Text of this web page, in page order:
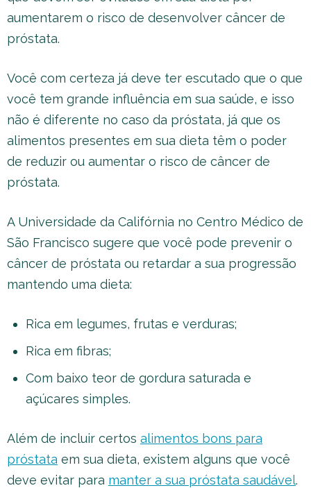
aumentarem o risco de desenvolver câncer de
próstata.
Você com certeza já deve ter escutado que o que
você tem grande influência em sua saúde, e isso
não é diferente no caso da próstata, já que os
alimentos presentes em sua dieta têm o poder
de reduzir ou aumentar o risco de câncer de
próstata.
A Universidade da Califórnia no Centro Médico de
São Francisco sugere que você pode prevenir o
câncer de próstata ou retardar a sua progressão
mantendo uma dieta:
Rica em legumes, frutas e verduras;
Rica em fibras;
Com baixo teor de gordura saturada e
açúcares simples.
Além de incluir certos alimentos bons para
próstata em sua dieta, existem alguns que você
deve evitar para manter a sua próstata saudável.